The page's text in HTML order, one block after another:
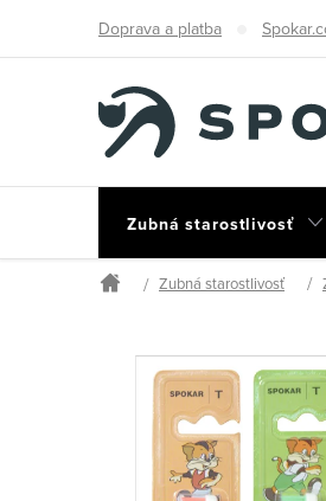
Doprava a platba
Zubná starostlivosť
Domov
Zubná starostlivosť